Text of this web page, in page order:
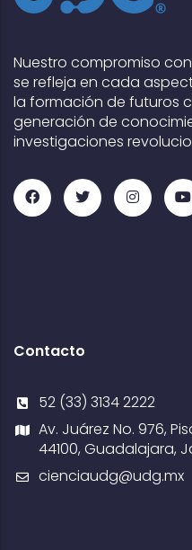
Nuestro compromiso
se refleja en cada
la formación de futuros
generación de
investigaciones
Contacto
52 (33) 3134 2222
Av. Juárez No. 976,
44100, Guadalajara,
cienciaudg@udg.mx